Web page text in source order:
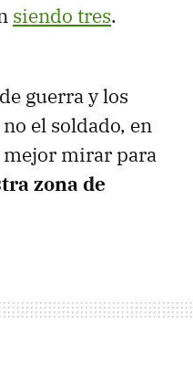
siendo tres.
guerra y los
el soldado, en
mejor mirar para
zona de